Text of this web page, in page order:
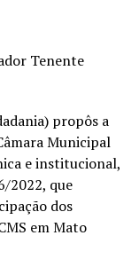
Tenente
propôs a
Municipal
e institucional,
2022, que
dos
em Mato